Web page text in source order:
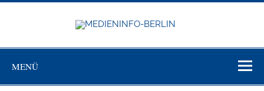
Zum
MENÜ